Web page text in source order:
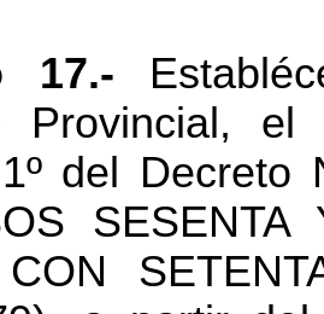
17.-
Provincial, el
del Decreto
SESENTA